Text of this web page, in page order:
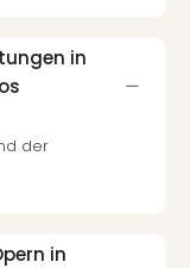
in
der
in